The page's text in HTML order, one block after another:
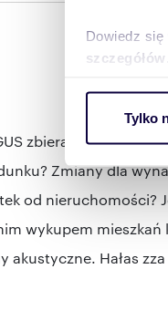
Dowiedz się
szczegółów
ruch w
uzyskanymi
Tylko
zbierają paragony.
Zmiany dla
od nieruchomości?
wykupem mieszkań
akustyczne. Hałas